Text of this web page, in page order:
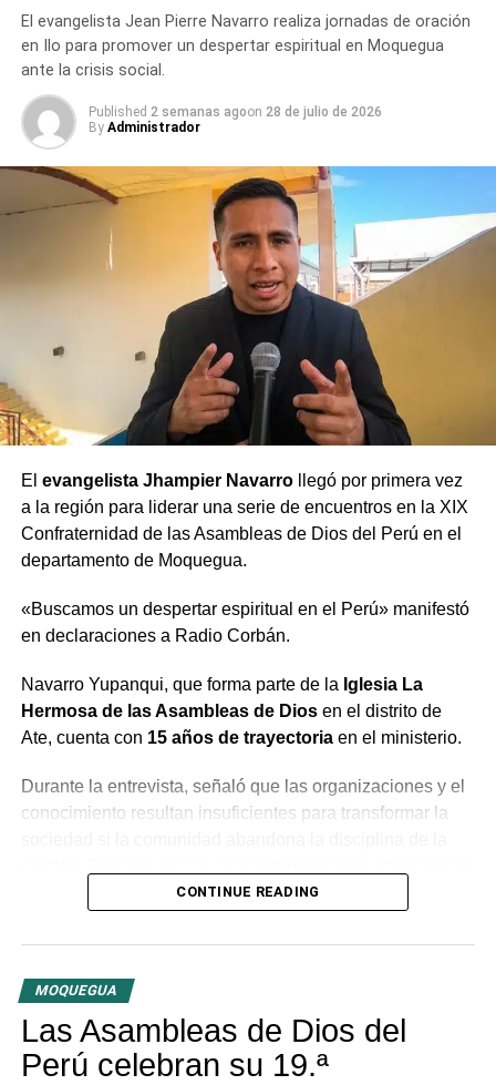
RELATED TOPICS: MOQUEGUA SISMO
UP NEXT
Futuros ingenieros civiles de la UNAM en
pruebas hidráulicas en Lomas de Ilo
DON'T MISS
Contrastes económicos en Perú: Arequipa y
Moquegua
El evangelista Jean Pierre Navarro realiza jornadas de oración
en Ilo para promover un despertar espiritual en Moquegua
ante la crisis social.
Published 2 semanas agoon 28 de julio de 2026
By Administrador
El evangelista Jhampier Navarrollegó por primera vez
a la región para liderar una serie de encuentros en la XIX
Confraternidad de las Asambleas de Dios del Perú en el
departamento de Moquegua.
«Buscamos un despertar espiritual en el Perú» manifestó
en declaraciones a Radio Corbán.
Navarro Yupanqui, que forma parte de la Iglesia La
Hermosa de las Asambleas de Diosen el distrito de
Ate, cuenta con 15 años de trayectoriaen el ministerio.
Durante la entrevista, señaló que las organizaciones y el
conocimiento resultan insuficientes para transformar la
conjunto bajo la guía del Espíritu Santo para generar un
las distintas congregaciones para impulsar la fe en las
tres provincias del departamento.
CONTINUE READING
MOQUEGUA
Las Asambleas de Dios del
Perú celebran su 19.ª